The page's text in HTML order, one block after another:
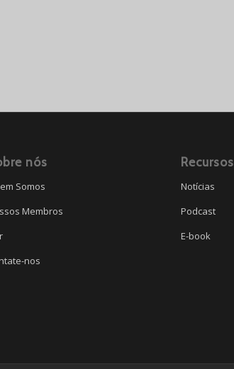
nós
Somos
Membros
nos
Recursos
Notícias
Podcast
E-book